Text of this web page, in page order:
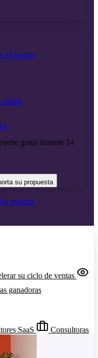
el terreno
media
gratis durante 14
su propuesta
gratuita
su ciclo de ventas
ganadoras
SaaS Consultoras